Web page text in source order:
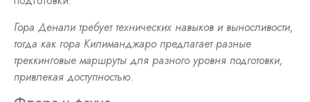
Гора Денали требует технических навыков и выносливости,
тогда как гора Килиманджаро предлагает разные
треккинговые маршруты для разного уровня подготовки,
привлекая доступностью.